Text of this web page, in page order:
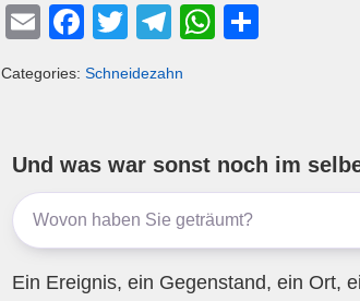
E
ail
F
c
b
o
o
T
tt
T
e
a
m
W
A
p
p
Categories: Schneidezahn
Und was war sonst noch im
Ein Ereignis, ein Gegenstand, ein Ort,